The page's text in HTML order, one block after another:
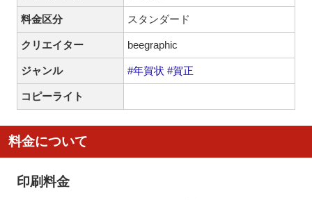
料金区分 スタンダード
クリエイター beegraphic
ジャンル #年賀状 #賀正
コピーライト
料金について
印刷料金